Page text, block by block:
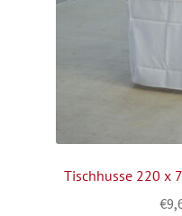
Tischhusse 220 x
€